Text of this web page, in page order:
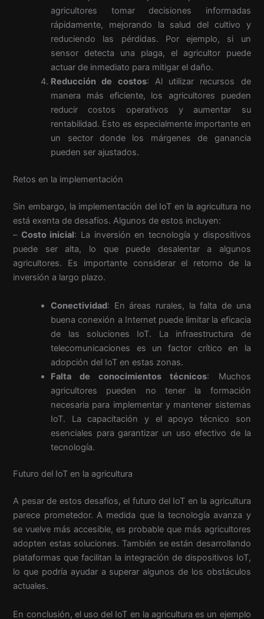
agricultores tomar decisiones informadas
rápidamente, mejorando la salud del cultivo y
reduciendo las pérdidas. Por ejemplo, si un
sensor detecta una plaga, el agricultor puede
actuar de inmediato para mitigar el daño.
Reducción de costos: Al utilizar recursos de
manera más eficiente, los agricultores pueden
reducir costos operativos y aumentar su
rentabilidad. Esto es especialmente importante en
un sector donde los márgenes de ganancia
pueden ser ajustados.
Retos en la implementación
Sin embargo, la implementación del IoT en la agricultura no
está exenta de desafíos. Algunos de estos incluyen:
– Costo inicial: La inversión en tecnología y dispositivos
puede ser alta, lo que puede desalentar a algunos
agricultores. Es importante considerar el retorno de la
inversión a largo plazo.
Conectividad: En áreas rurales, la falta de una
buena conexión a Internet puede limitar la eficacia
de las soluciones IoT. La infraestructura de
telecomunicaciones es un factor crítico en la
adopción del IoT en estas zonas.
Falta de conocimientos técnicos: Muchos
agricultores pueden no tener la formación
necesaria para implementar y mantener sistemas
IoT. La capacitación y el apoyo técnico son
esenciales para garantizar un uso efectivo de la
tecnología.
Futuro del IoT en la agricultura
A pesar de estos desafíos, el futuro del IoT en la agricultura
parece prometedor. A medida que la tecnología avanza y
se vuelve más accesible, es probable que más agricultores
adopten estas soluciones. También se están desarrollando
plataformas que facilitan la integración de dispositivos IoT,
lo que podría ayudar a superar algunos de los obstáculos
actuales.
En conclusión, el uso del IoT en la agricultura es un ejemplo